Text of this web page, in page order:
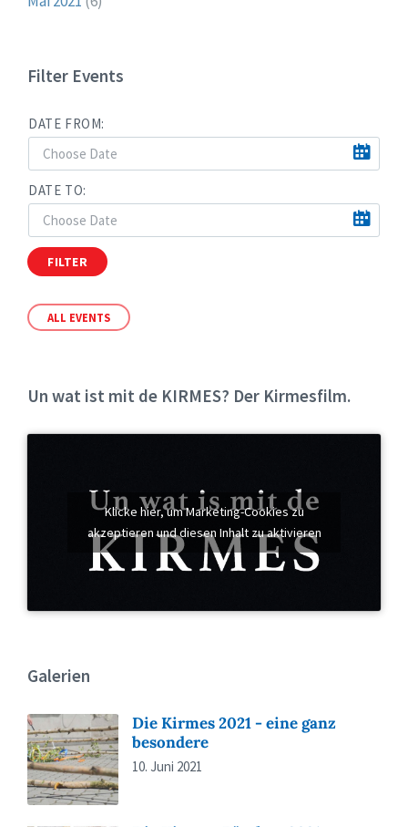
Filter Events
DATE FROM:
DATE TO:
FILTER
ALL EVENTS
Un wat ist mit de KIRMES? Der Kirmesfilm.
Klicke hier, um Marketing-Cookies zu
akzeptieren und diesen Inhalt zu aktivieren
Galerien
Die Kirmes 2021 - eine ganz
besondere
10. Juni 2021